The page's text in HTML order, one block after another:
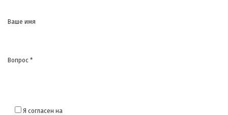
Ваше имя
Вопрос *
Я согласен на